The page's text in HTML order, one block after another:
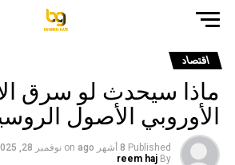
اقتصاد
ماذا سيحدث لو سرق
الأوروبي الأصول
Published 8 أشهر ago on نوفمبر 28, 2025
By
reem haj